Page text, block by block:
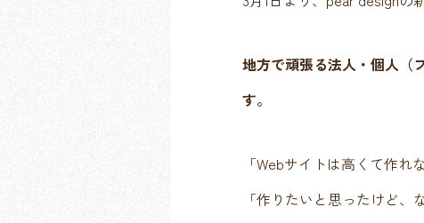
地方で頑張る法人・個人（
す。
「Webサイトは高くて作れ
「作りたいと思ったけど、